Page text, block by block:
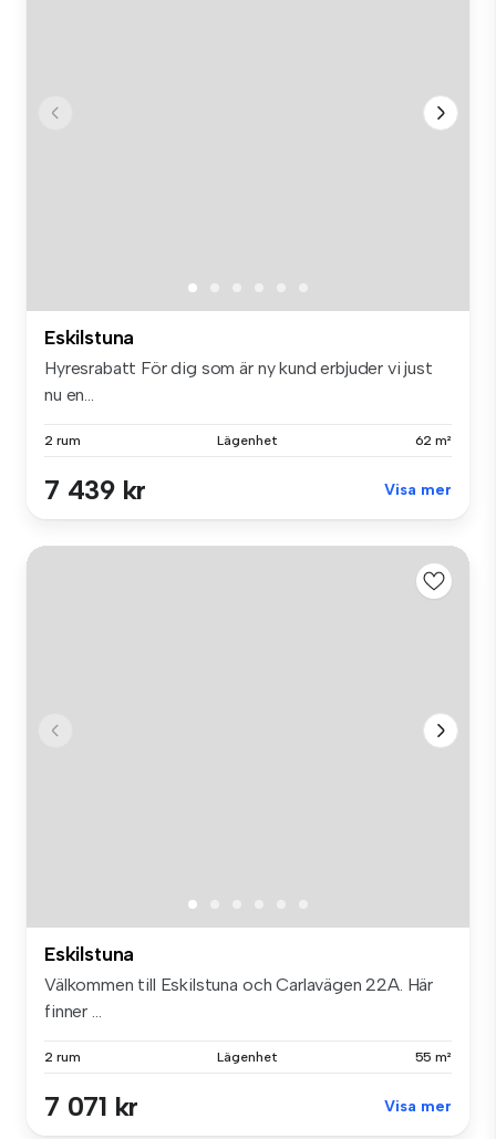
Eskilstuna
Hyresrabatt För dig som är ny kund erbjuder vi just
nu en...
2 rum Lägenhet 62 m²
7 439 kr Visa mer
Eskilstuna
Välkommen till Eskilstuna och Carlavägen 22A. Här
finner ...
2 rum Lägenhet 55 m²
7 071 kr Visa mer